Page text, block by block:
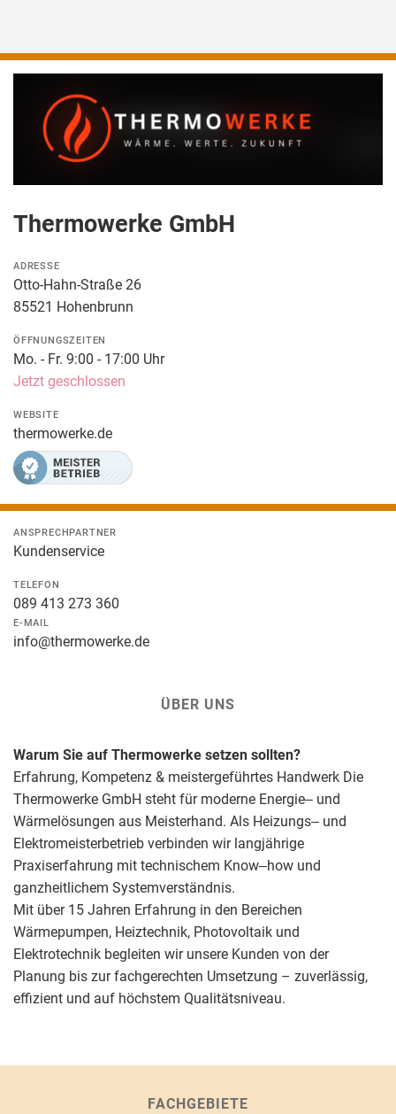
Thermowerke GmbH
ADRESSE
Otto-Hahn-Straße 26
85521 Hohenbrunn
ÖFFNUNGSZEITEN
Mo. - Fr. 9:00 - 17:00 Uhr
Jetzt geschlossen
WEBSITE
thermowerke.de
ANSPRECHPARTNER
Kundenservice
TELEFON
089 413 273 360
E-MAIL
info@thermowerke.de
ÜBER UNS
Warum Sie auf Thermowerke setzen sollten?
Erfahrung, Kompetenz & meistergeführtes Handwerk Die
Thermowerke GmbH steht für moderne Energie‒ und
Wärmelösungen aus Meisterhand. Als Heizungs‒ und
Elektromeisterbetrieb verbinden wir langjährige
Praxiserfahrung mit technischem Know‒how und
ganzheitlichem Systemverständnis.
Mit über 15 Jahren Erfahrung in den Bereichen
Wärmepumpen, Heiztechnik, Photovoltaik und
Elektrotechnik begleiten wir unsere Kunden von der
Planung bis zur fachgerechten Umsetzung – zuverlässig,
effizient und auf höchstem Qualitätsniveau.
FACHGEBIETE